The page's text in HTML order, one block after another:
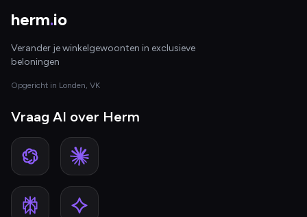
herm.io
Verander je winkelgewoonten in exclusieve
beloningen
Opgericht in Londen, VK
Vraag AI over Herm